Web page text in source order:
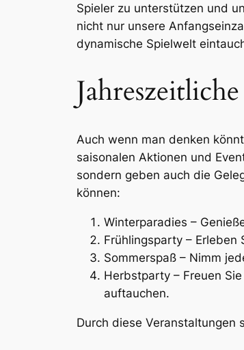
Spieler zu unterstützen und
nicht nur unsere
dynamische Spielwelt
Auch wenn man denken
saisonalen Aktionen und
sondern geben auch die
können:
Winterparadies –
Frühlingsparty –
Sommerspaß – Nimm
Herbstparty – Freuen
auftauchen.
Durch diese Veranstaltungen